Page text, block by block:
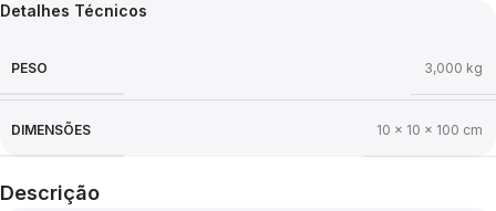
Detalhes Técnicos
PESO 3,000 kg
DIMENSÕES 10 × 10 × 100 cm
Descrição